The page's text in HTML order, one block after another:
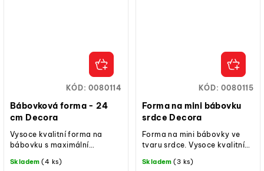
Bábovková forma - 24
cm Decora
Skladem (4 ks)
Vysoce kvalitní forma na
bábovku s maximální
Bábovková forma od italské
KÓD:0080114
Forma na mini bábovku
srdce Decora
Skladem (3 ks)
Forma na mini bábovky ve
tvaru srdce. Vysoce kvalitní
tepla. Určeno pro pečení
KÓD:0080115